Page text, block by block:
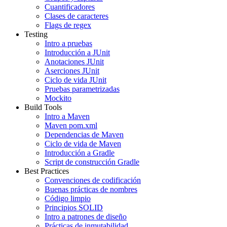
Cuantificadores
Clases de caracteres
Flags de regex
Testing
Intro a pruebas
Introducción a JUnit
Anotaciones JUnit
Aserciones JUnit
Ciclo de vida JUnit
Pruebas parametrizadas
Mockito
Build Tools
Intro a Maven
Maven pom.xml
Dependencias de Maven
Ciclo de vida de Maven
Introducción a Gradle
Script de construcción Gradle
Best Practices
Convenciones de codificación
Buenas prácticas de nombres
Código limpio
Principios SOLID
Intro a patrones de diseño